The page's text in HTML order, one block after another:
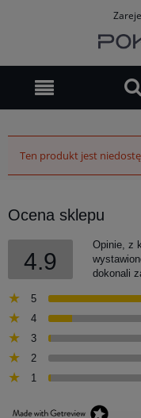
Ten produkt jest
Ocena sklepu
4.9
Opinie, z
dokonali
5
4
3
2
1